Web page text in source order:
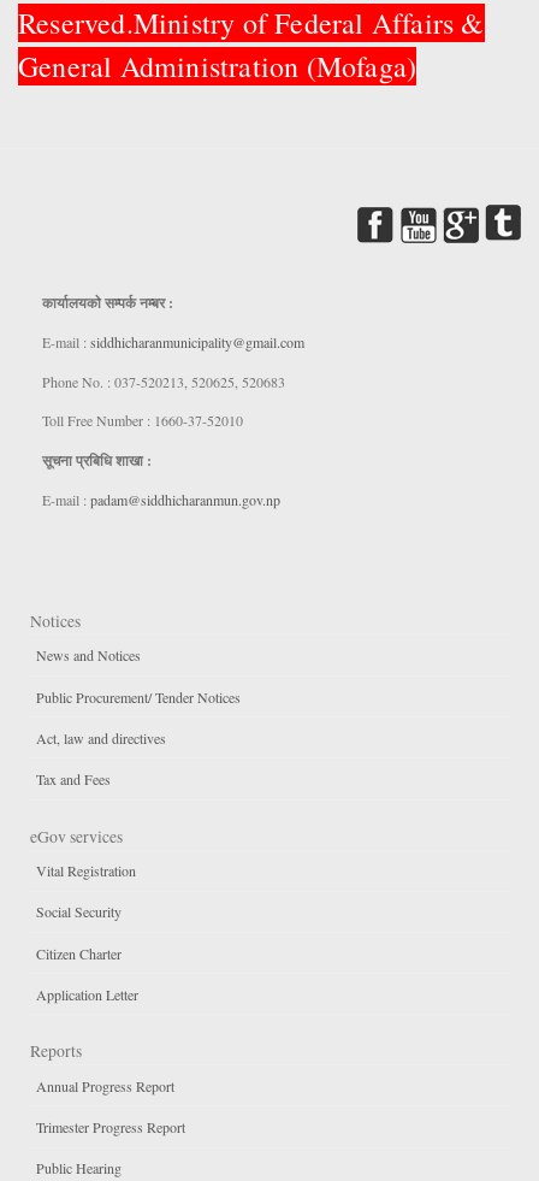
Reserved.Ministry of Federal Affairs &
General Administration (Mofaga)
कार्यालयकाे सम्पर्क नम्बर :
E-mail : siddhicharanmunicipality@gmail.com
Phone No. : 037-520213, 520625, 520683
Toll Free Number : 1660-37-52010
सूचना प्रबिधि शाखा :
E-mail : padam@siddhicharanmun.gov.np
Notices
News and Notices
Public Procurement/ Tender Notices
Act, law and directives
Tax and Fees
eGov services
Vital Registration
Social Security
Citizen Charter
Application Letter
Reports
Annual Progress Report
Trimester Progress Report
Public Hearing